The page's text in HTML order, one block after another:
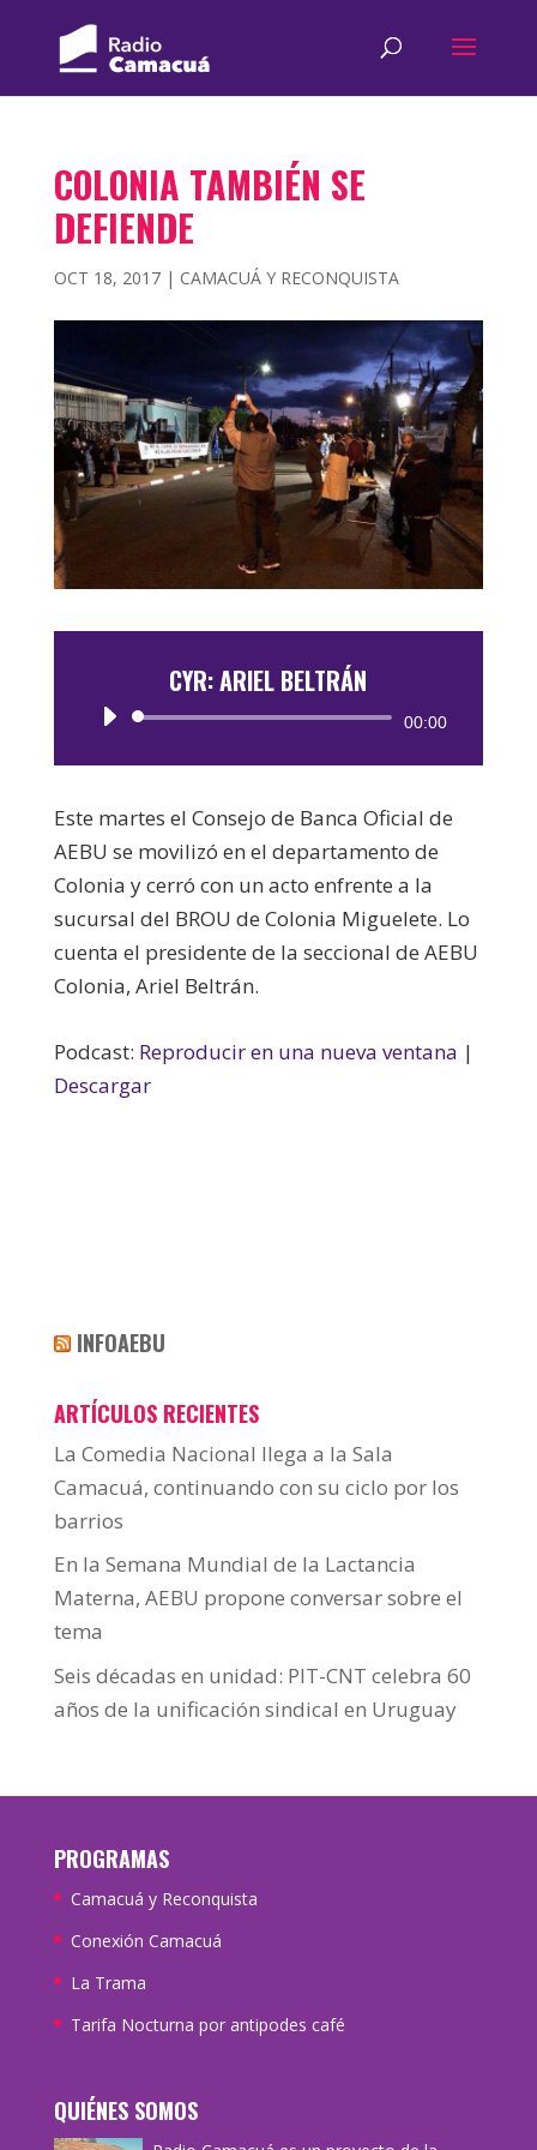
COLONIA TAMBIÉN SE
DEFIENDE
OCT 18, 2017| CAMACUÁ Y RECONQUISTA
CYR: ARIEL BELTRÁN
Reproductor
00:00
Este martes el Consejo de Banca Oficial de
AEBU se movilizó en el departamento de
Colonia y cerró con un acto enfrente a la
sucursal del BROU de Colonia Miguelete. Lo
cuenta el presidente de la seccional de AEBU
Colonia, Ariel Beltrán.
Podcast: Reproducir en una nueva ventana |
Descargar
INFOAEBU
ARTÍCULOS RECIENTES
La Comedia Nacional llega a la Sala
Camacuá, continuando con su ciclo por los
barrios
En la Semana Mundial de la Lactancia
Materna, AEBU propone conversar sobre el
tema
Seis décadas en unidad: PIT-CNT celebra 60
años de la unificación sindical en Uruguay
PROGRAMAS
Camacuá y Reconquista
Conexión Camacuá
La Trama
Tarifa Nocturna por antipodes café
QUIÉNES SOMOS